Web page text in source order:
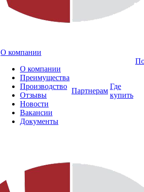
О компании
О компании
Преимущества
Производство
Отзывы
Новости
Вакансии
Документы
Партнерам
Где
купить